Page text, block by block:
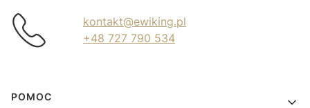
kontakt@ewiking.pl
+48 727 790 534
Linki w stopce
POMOC